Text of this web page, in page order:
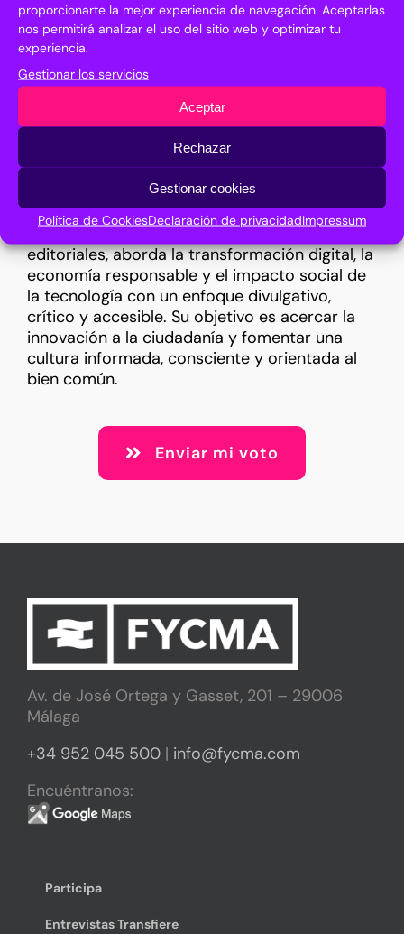
proporcionarte la mejor experiencia de navegación. Aceptarlas
nos permitirá analizar el uso del sitio web y optimizar tu
experiencia.
Gestionar los servicios
Aceptar
Rechazar
Gestionar cookies
Política de CookiesDeclaración de privacidadImpressum
Periodistaespecializada en cultura, turismo e
innovación, con una trayectoria centrada en la
divulgación del conocimiento científico y
tecnológico aplicado a la sociedad y al
desarrollo sostenible. A lo largo de
ha trabajado en la intersección entre
tecnología, sostenibilidad y territorio,
analizando cómo la innovación digital
transforma sectores clave como el turismo, la
movilidad, la energía y la comunicación. A
través de artículos, reportajes y proyectos
editoriales, aborda la transformación digital, la
economía responsable y el impacto social de
la tecnología con un enfoque divulgativo,
crítico y accesible. Su objetivo es acercar la
innovación a la ciudadanía y fomentar una
cultura informada, consciente y orientada al
bien común.
Enviar mi voto
Av. de José Ortega y Gasset, 201 – 29006
Málaga
+34 952 045 500 | info@fycma.com
Encuéntranos:
Participa
Entrevistas Transfiere